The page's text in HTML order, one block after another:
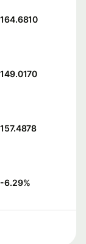
164.6810
149.0170
157.4878
-6.29%